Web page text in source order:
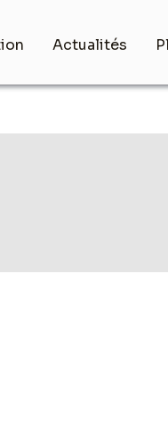
Actualités